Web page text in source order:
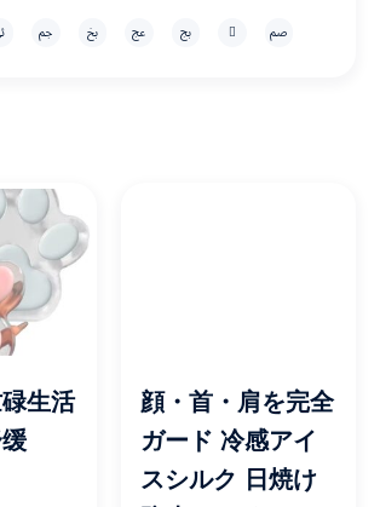
生活
顔・首・肩を完全
ガード 冷感アイ
スシルク 日焼け